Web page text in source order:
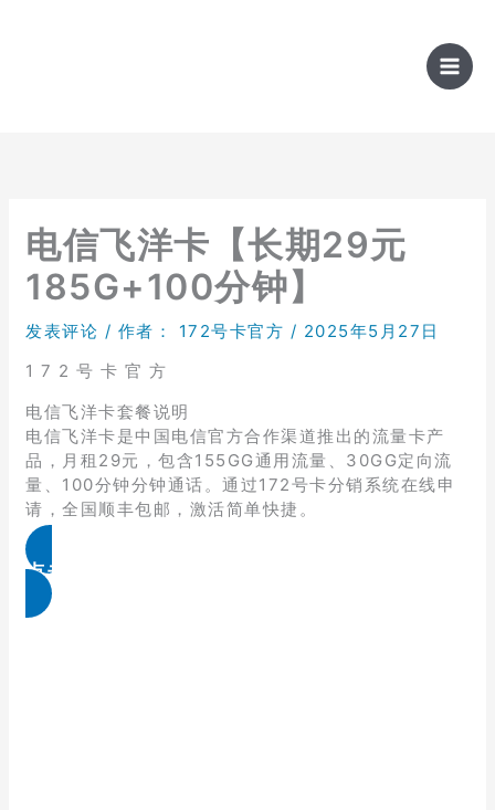
电信飞洋卡【长期29元
185G+100分钟】
发表评论 / 作者： 172号卡官方 / 2025年5月27日
1 7 2 号 卡 官 方
电信飞洋卡套餐说明
电信飞洋卡是中国电信官方合作渠道推出的流量卡产
品，月租29元，包含155GG通用流量、30GG定向流
量、100分钟分钟通话。通过172号卡分销系统在线申
请，全国顺丰包邮，激活简单快捷。
点击免费领取